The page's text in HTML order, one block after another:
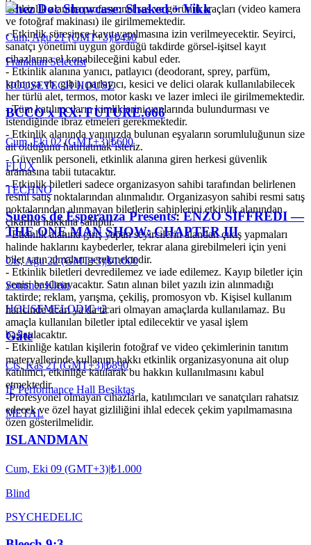
- Etkinlik alanına profesyonel ses ve görüntü araçları (video kamera
ve fotoğraf makinası) ile girilmemektedir.
- Etkinlik süresince kayıt yapılmasına izin verilmeyecektir. Seyirci,
sanatçı yönetimi uygun gördüğü takdirde görsel-işitsel kayıt
cihazlarına el konabileceğini kabul eder.
- Etkinlik alanına yanıcı, patlayıcı (deodorant, sprey, parfüm,
kolonya vb. gibi), parlayıcı, kesici ve delici olarak kullanılabilecek
her türlü alet, termos, motor kaskı ve lazer imleci ile girilmemektedir.
- Tüm katılımcıların kimliklerini yanlarında bulundurması ve
istendiğinde ibraz etmeleri gerekmektedir.
- Etkinlik alanında yanınızda bulunan eşyaların sorumluluğunun size
ait olduğunu hatırlatmak isteriz.
- Güvenlik personeli, etkinlik alanına giren herkesi güvenlik
aramasına tabii tutacaktır.
- Etkinlik biletleri sadece organizasyon sahibi tarafından belirlenen
resmi satış noktalarından alınmalıdır. Organizasyon sahibi resmi satış
noktalarından alınmayan biletlerin sahiplerini etkinlik alanından
çıkarma hakkına sahiptir.
- Etkinlik alanına giriş yapan seyircilerin alandan çıkış yapmaları
halinde haklarını kaybederler, tekrar alana girebilmeleri için yeni
bilet satın almaları gerekmektedir.
- Etkinlik biletleri devredilemez ve iade edilemez. Kayıp biletler için
yenisi basılmayacaktır. Satın alınan bilet yazılı izin alınmadığı
taktirde; reklam, yarışma, çekiliş, promosyon vb. Kişisel kullanım
haricinde ticari ya da ticari olmayan amaçlarda kullanılamaz. Bu
amaçla kullanılan biletler iptal edilecektir ve yasal işlem
başlatılacaktır.
- Etkinliğe katılan kişilerin fotoğraf ve video çekimlerinin tanıtım
materyallerinde kullanım hakkı etkinlik organizasyonuna ait olup
katılımcı, etkinliğe katılarak bu hakkın kullanılmasını kabul
etmektedir.
-Profesyonel olmayan cihazlarla, katılımcıları ve sanatçıları rahatsız
edecek ve özel hayat gizliliğini ihlal edecek çekim yapılmamasına
özen gösterilmelidir.
Chez Doc Showcase: Shaked + Vikk
Cum, Ağu 21 (GMT+3)|₺450
Frankhan Selectist
HOUSETECH HOUSE
BCCO x RX: FUTURE.666
Cum, Eki 02 (GMT+3)|₺600
FLUX
TECHNO
Sueños de Esperanza Presents: ENZO SIFFREDI —
THE ONE MAN SHOW: CHAPTER III
Cts, Ağu 22 (GMT+3)|₺1.000
Sommer Klein
HOUSEMELODIC+2
Gåte
Cts, Kas 21 (GMT+3)|₺890
IF Performance Hall Beşiktaş
METAL
ISLANDMAN
Cum, Eki 09 (GMT+3)|₺1.000
Blind
PSYCHEDELIC